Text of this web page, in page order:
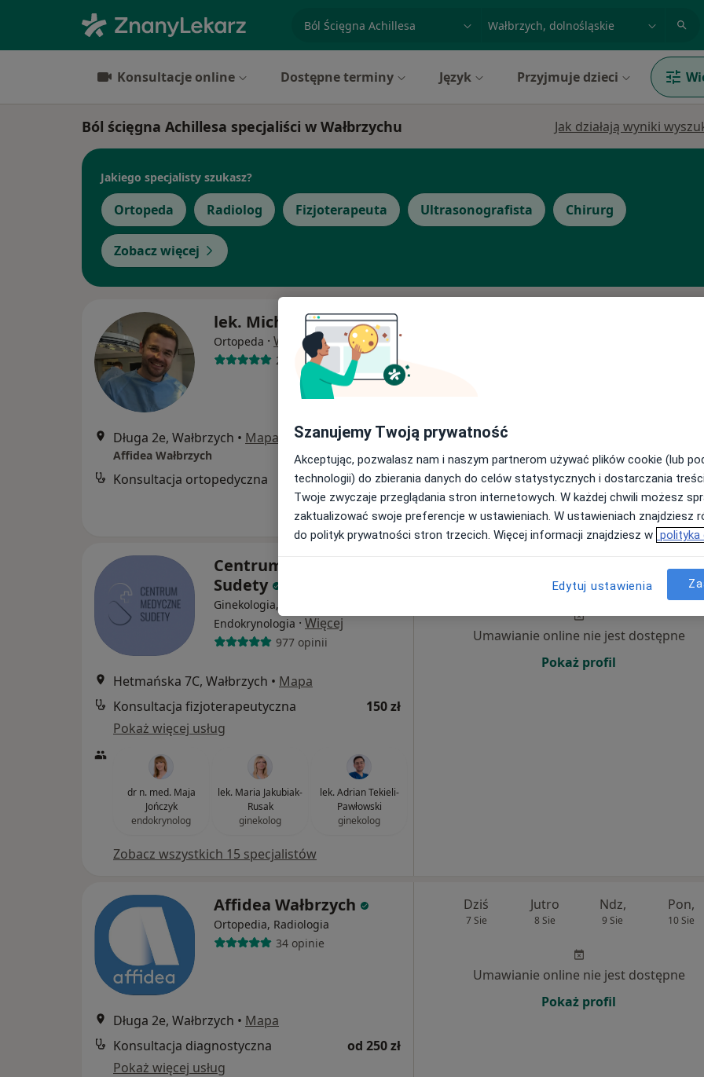
specjalizacja, badanie lub nazwiskomiasto lub dzielnica
Konsultacje online Dostępne terminy Język Przyjmuje dzieci
Ból ścięgna Achillesa specjaliści w Wałbrzychu Jak działają wyniki
Jakiego specjalisty szukasz?
Ortopeda Radiolog Fizjoterapeuta Ultrasonografista Chirurg
Zobacz więcej
lek. Michał Mazur
Ortopeda · Więcej
27 opinii
Długa 2e, Wałbrzych • Mapa
Affidea Wałbrzych
Konsultacja ortopedyczna od 250 zł
Centrum Medyczne
Sudety
Ginekologia, Położnictwo,
Endokrynologia · Więcej
977 opinii
Hetmańska 7C, Wałbrzych • Mapa
Konsultacja fizjoterapeutyczna
150 zł
Pokaż więcej usług
dr n. med. Maja
Jończyk
endokrynolog
lek. Maria Jakubiak-
Rusak
ginekolog
lek. Adrian Tekieli-
Pawłowski
ginekolog
Zobacz wszystkich 15 specjalistów
8 Sie 9 Sie
Pon,
10 Sie
Umawianie online nie jest dostępne
Pokaż profil
Affidea Wałbrzych
Ortopedia, Radiologia
34 opinie
Długa 2e, Wałbrzych • Mapa
Konsultacja diagnostyczna
od 250 zł
Pokaż więcej usług
Dziś
7 Sie
Jutro
8 Sie
Ndz,
9 Sie
Pon,
10 Sie
Umawianie online nie jest dostępne
Pokaż profil
Szanujemy Twoją prywatność
Akceptując, pozwalasz nam i naszym partnerom używać plików cookie (lub
technologii) do zbierania danych do celów statystycznych i dostarczania
Twoje zwyczaje przeglądania stron internetowych. W każdej chwili możesz
zaktualizować swoje preferencje w ustawieniach. W ustawieniach znajdziesz
do polityk prywatności stron trzecich. Więcej informacji znajdziesz w polityka
Edytuj ustawienia